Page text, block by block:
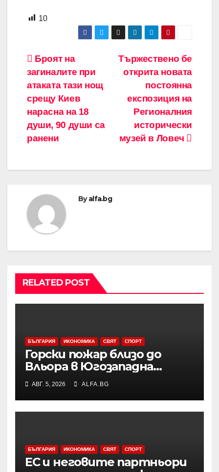
10
Навигация
Тържествено бе
открита новата
постоянна
експозиция на
Регионалния
исторически
музей в Ловеч
Броят на
загиналите при
атаката тази нощ
срещу Киев
нарасна на 18
души, 90 души са
ранени
Byalfa.bg
RELATED POST
БЪЛГАРИЯ ИКОНОМИКА СВЯТ СПОРТ
Горски пожар близо до
Вльора в Югозападна
Албания бушува до
жилищни сгради
АВГ. 5, 2026 ALFA.BG
БЪЛГАРИЯ ИКОНОМИКА СВЯТ СПОРТ
ЕС и неговите партньори